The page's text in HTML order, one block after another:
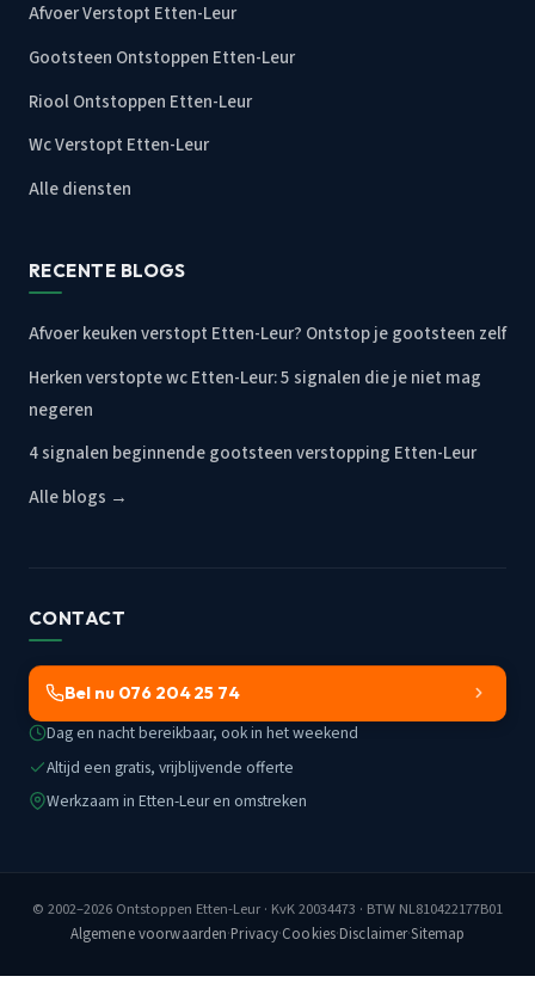
Afvoer Verstopt Etten-Leur
Gootsteen Ontstoppen Etten-Leur
Riool Ontstoppen Etten-Leur
Wc Verstopt Etten-Leur
Alle diensten
RECENTE BLOGS
Afvoer keuken verstopt Etten-Leur? Ontstop je gootsteen zelf
Herken verstopte wc Etten-Leur: 5 signalen die je niet mag
negeren
4 signalen beginnende gootsteen verstopping Etten-Leur
Alle blogs →
CONTACT
Bel nu 076 204 25 74
Dag en nacht bereikbaar, ook in het weekend
Altijd een gratis, vrijblijvende offerte
Werkzaam in Etten-Leur en omstreken
© 2002–2026 Ontstoppen Etten-Leur · KvK 20034473 · BTW NL810422177B01
Algemene voorwaarden·Privacy·Cookies·Disclaimer·Sitemap